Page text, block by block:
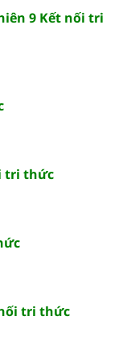
9 Kết nối tri
tri thức
tri thức